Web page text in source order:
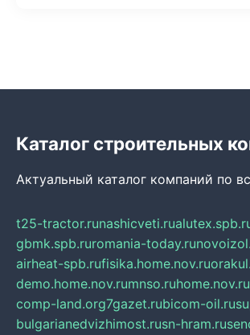
Каталог строительных
Актуальный каталог компаний по
t25-tractor.runashicveti.ru
gbmk.spb.ruromania-today.ru
airheat-spb.rufisika.home.nov.ru
demo.home.nov.rumnso.ruhome.nov.ru
comp-land.org7gazet.rubicom-oil.ru
bulgarianedvizhimost.rusn-hram.ru